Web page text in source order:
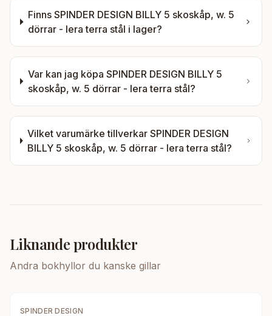
FinnsSPINDER DESIGN BILLY 5 skoskåp, w. 5
dörrar - lera terra stål i lager?
Var kan jag köpa SPINDER DESIGN BILLY 5
skoskåp, w. 5 dörrar - lera terra stål?
Vilket varumärke tillverkarSPINDER DESIGN
BILLY 5 skoskåp, w. 5 dörrar - lera terra stål?
Liknande produkter
Andra bokhyllor du kanske gillar
SPINDER DESIGN